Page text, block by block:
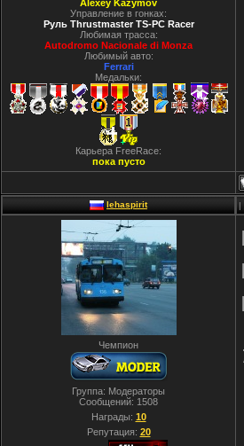
Alexey Kazymov
Управление в гонках:
Руль Thrustmaster TS-PC Racer
Любимая трасса:
Autodromo Nacionale di Monza
Любимый авто:
Ferrari
Медальки:
Карьера FreeRace:
пока пусто
lehaspirit |
Чемпион
Группа: Модераторы
Сообщений: 1508
Награды: 10
Репутация: 20